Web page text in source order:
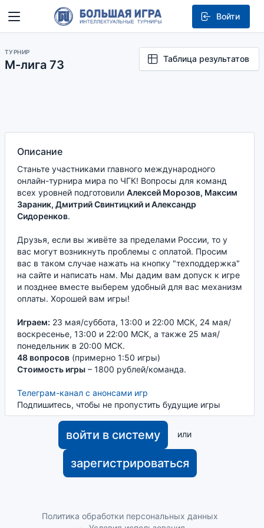
Войти
ТУРНИР
М-лига 73 Таблица результатов
Описание
Станьте участниками главного международного
онлайн-турнира мира по ЧГК! Вопросы для команд
всех уровней подготовили Алексей Морозов, Максим
Зараник, Дмитрий Свинтицкий и Александр
Сидоренков.
Друзья, если вы живёте за пределами России, то у
вас могут возникнуть проблемы с оплатой. Просим
вас в таком случае нажать на кнопку "техподдержка"
на сайте и написать нам. Мы дадим вам допуск к игре
и позднее вместе выберем удобный для вас механизм
оплаты. Хорошей вам игры!
Играем: 23 мая/суббота, 13:00 и 22:00 МСК, 24 мая/
воскресенье, 13:00 и 22:00 МСК, а также 25 мая/
понедельник в 20:00 МСК.
48 вопросов (примерно 1:50 игры)
Стоимость игры – 1800 рублей/команда.
Телеграм-канал с анонсами игр
Подпишитесь, чтобы не пропустить будущие игры
войти в систему или
зарегистрироваться
Политика обработки персональных данных